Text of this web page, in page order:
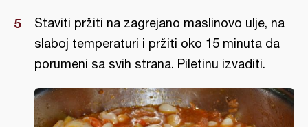
Staviti pržiti na zagrejano maslinovo ulje, na
slaboj temperaturi i pržiti oko 15 minuta da
porumeni sa svih strana. Piletinu izvaditi.